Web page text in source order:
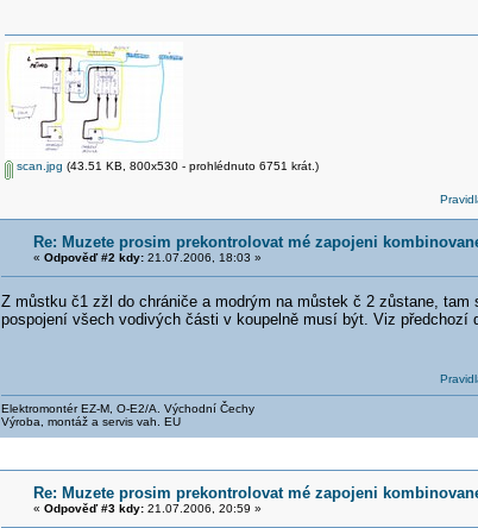
scan.jpg (43.51 KB, 800x530 - prohlédnuto 6751 krát.)
Re: Muzete prosim prekontrolovat mé zapojeni
« Odpověď #2 kdy:21.07.2006, 18:03 »
Z můstku č1 zžl do chrániče a modrým na můstek č 2 zůstane,
pospojení všech vodivých části v koupelně musí být. Viz předchozí
Elektromontér EZ-M, O-E2/A. Východní Čechy
Výroba, montáž a servis vah. EU
Re: Muzete prosim prekontrolovat mé zapojeni
« Odpověď #3 kdy:21.07.2006, 20:59 »